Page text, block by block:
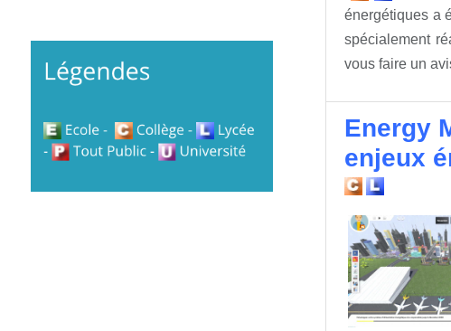
énergétiques a
spécialement
vous faire un
Energy
enjeux